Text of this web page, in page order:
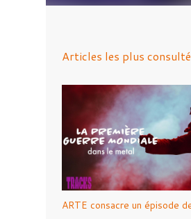
Articles les plus
ARTE consacre un épisode